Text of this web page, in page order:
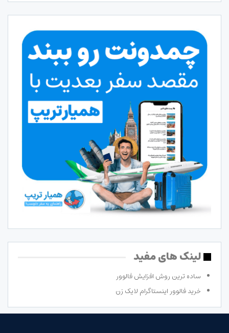
لینک های مفید
ساده ترین روش افزایش فالوور
خرید فالوور اینستاگرام لایک زن